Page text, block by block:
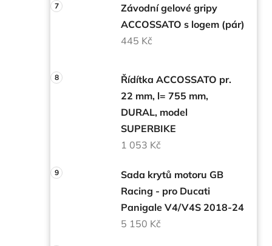
Závodní gelové gripy
ACCOSSATO s logem (pár)
445 Kč
Řídítka ACCOSSATO pr.
22 mm, l= 755 mm,
DURAL, model
SUPERBIKE
1 053 Kč
Sada krytů motoru GB
Racing - pro Ducati
Panigale V4/V4S 2018-24
5 150 Kč